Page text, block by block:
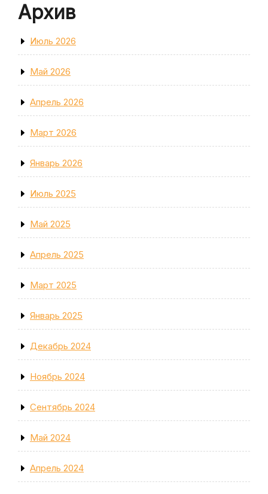
Архив
Июль 2026
Май 2026
Апрель 2026
Март 2026
Январь 2026
Июль 2025
Май 2025
Апрель 2025
Март 2025
Январь 2025
Декабрь 2024
Ноябрь 2024
Сентябрь 2024
Май 2024
Апрель 2024